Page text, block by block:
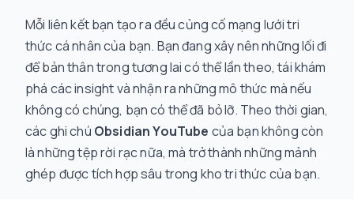
Mỗi liên kết bạn tạo ra đều củng cố mạng lưới tri
thức cá nhân của bạn. Bạn đang xây nên những lối đi
để bản thân trong tương lai có thể lần theo, tái khám
phá các insight và nhận ra những mô thức mà nếu
không có chúng, bạn có thể đã bỏ lỡ. Theo thời gian,
các ghi chú Obsidian YouTube của bạn không còn
là những tệp rời rạc nữa, mà trở thành những mảnh
ghép được tích hợp sâu trong kho tri thức của bạn.